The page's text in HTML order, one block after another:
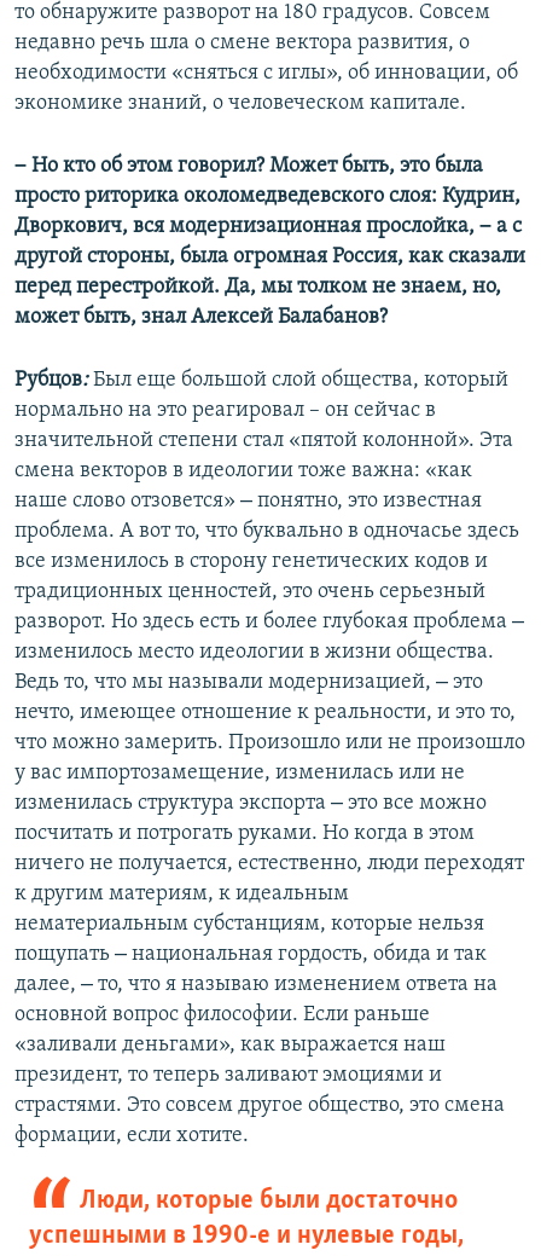
то обнаружите разворот на 180 градусов. Совсем
недавно речь шла о смене вектора развития, о
необходимости «сняться с иглы», об инновации, об
экономике знаний, о человеческом капитале.
– Но кто об этом говорил? Может быть, это была
просто риторика околомедведевского слоя: Кудрин,
Дворкович, вся модернизационная прослойка, – а с
другой стороны, была огромная Россия, как сказали
перед перестройкой. Да, мы толком не знаем, но,
может быть, знал Алексей Балабанов?
Рубцов:Был еще большой слой общества, который
нормально на это реагировал – он сейчас в
значительной степени стал «пятой колонной». Эта
смена векторов в идеологии тоже важна: «как
наше слово отзовется» – понятно, это известная
проблема. А вот то, что буквально в одночасье здесь
все изменилось в сторону генетических кодов и
традиционных ценностей, это очень серьезный
разворот. Но здесь есть и более глубокая проблема –
изменилось место идеологии в жизни общества.
Ведь то, что мы называли модернизацией, – это
нечто, имеющее отношение к реальности, и это то,
что можно замерить. Произошло или не произошло
у вас импортозамещение, изменилась или не
изменилась структура экспорта – это все можно
посчитать и потрогать руками. Но когда в этом
ничего не получается, естественно, люди переходят
к другим материям, к идеальным
нематериальным субстанциям, которые нельзя
пощупать – национальная гордость, обида и так
далее, – то, что я называю изменением ответа на
основной вопрос философии. Если раньше
«заливали деньгами», как выражается наш
президент, то теперь заливают эмоциями и
страстями. Это совсем другое общество, это смена
формации, если хотите.
Люди, которые были достаточно
успешными в 1990-е и нулевые годы,